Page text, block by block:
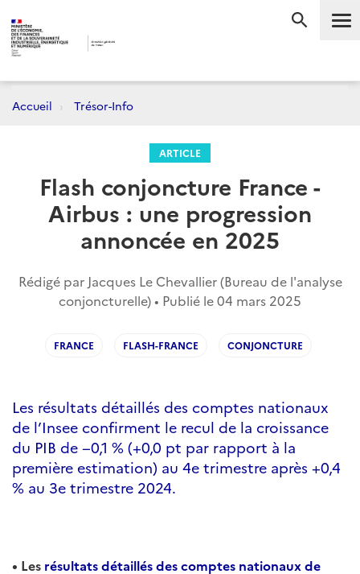
Accueil Trésor-Info
ARTICLE
Flash conjoncture France -
Airbus : une progression
annoncée en 2025
Rédigé par Jacques Le Chevallier (Bureau de l'analyse
conjoncturelle) • Publié le04 mars 2025
FRANCE FLASH-FRANCE CONJONCTURE
Les résultats détaillés des comptes nationaux
de l’Insee confirment le recul de la croissance
du PIB de −0,1 % (+0,0 pt par rapport à la
première estimation) au 4e trimestre après +0,4
% au 3e trimestre 2024.
• Les résultats détaillés des comptes nationaux de